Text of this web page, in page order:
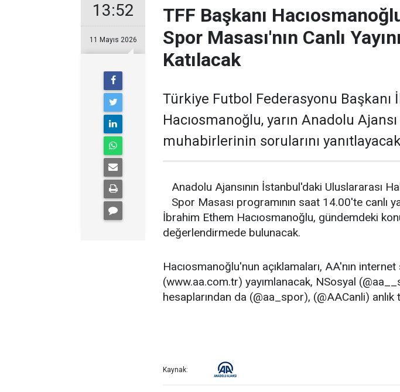
13:52
11 Mayıs 2026
TFF Başkanı
Spor Masası'nın Canlı
Katılacak
Türkiye Futbol Federasyonu Başkanı
Hacıosmanoğlu, yarın Anadolu
muhabirlerinin sorularını
Anadolu Ajansının İstanbul'daki Uluslararası
Spor Masası programının saat 14.00'te canlı
İbrahim Ethem Hacıosmanoğlu, gündemdeki
değerlendirmede bulunacak.
Hacıosmanoğlu'nun açıklamaları, AA'nın
(www.aa.com.tr) yayımlanacak, NSosyal
hesaplarından da (@aa_spor), (@AACanli)
Kaynak: